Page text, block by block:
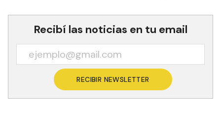
Recibí las noticias en tu email
RECIBIR NEWSLETTER